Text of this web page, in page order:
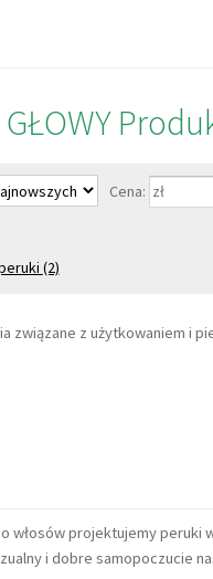
GŁOWY
Cena:
(2)
związane z użytkowaniem i
włosów projektujemy peruki
i dobre samopoczucie